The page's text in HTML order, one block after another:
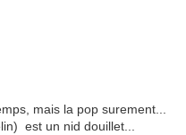
mais la pop surement...
est un nid douillet...